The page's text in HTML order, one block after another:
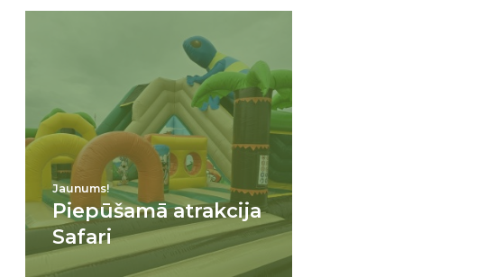
Jaunums!
Piepūšamā atrakcija
Safari